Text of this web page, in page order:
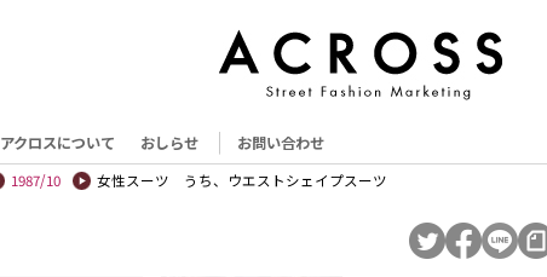
アクロスについて おしらせ お問い合わせ
1987/10 女性スーツ うち、ウエストシェイプスーツ